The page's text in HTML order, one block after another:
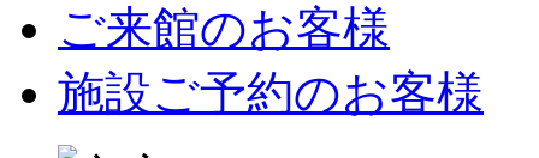
ご来館のお客様
施設ご予約のお客様